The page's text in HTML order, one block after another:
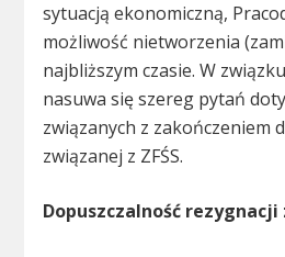
sytuacją ekonomiczną,
możliwość nietworzenia
najbliższym czasie. W
nasuwa się szereg pytań
związanych z zakończeniem
związanej z ZFŚS.
Dopuszczalność rezygnacji